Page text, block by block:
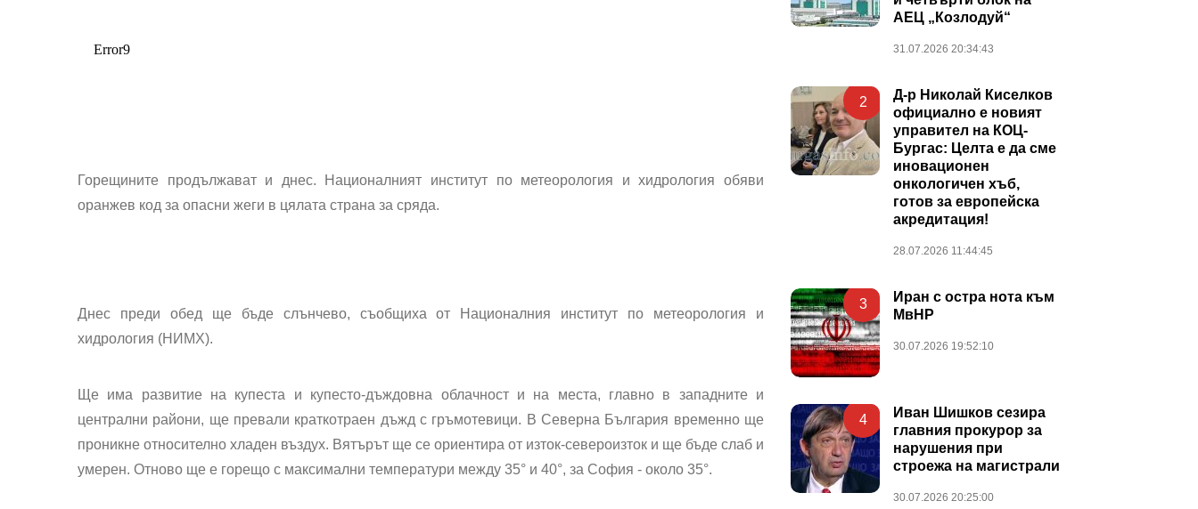
Горещините продължавати днес. Националният институт по метеорология и хидрология обяви
оранжев код за опасни жеги в цялата страна за сряда.
Днес преди обед ще бъде слънчево, съобщиха от Националния институт по метеорология и
хидрология (НИМХ).
Ще има развитие на купеста и купесто-дъждовна облачност и на места, главно в западните и
централни райони, ще превали краткотраен дъжд с гръмотевици. В Северна България временно ще
проникне относително хладен въздух. Вятърът ще се ориентира от изток-североизток и ще бъде слаб и
умерен. Отново ще е горещо с максимални температури между 35° и 40°, за София - около 35°.
АЕЦ „Козлодуй“
31.07.2026 20:34:43
2
Д-р Николай Киселков
официално е новият
управител на КОЦ-
Бургас: Целта е да сме
иновационен
онкологичен хъб,
готов за европейска
акредитация!
28.07.2026 11:44:45
3
Иран с остра нота към
МвНР
30.07.2026 19:52:10
4
Иван Шишков сезира
главния прокурор за
нарушения при
строежа на магистрали
30.07.2026 20:25:00